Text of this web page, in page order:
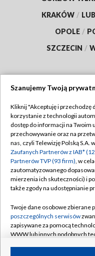
KRAKÓW /
OPOLE /
SZCZECIN /
Abonament TVP
Emisja w TVP
Centrum informacji
Naziemna Telewizja
Rada Programowa
System NOS
Informacje o nadawcy
Szanujemy Twoją
Kliknij "Akceptuję i przechodzę
korzystanie z technologii
dostęp do informacji na Twoim
przechowywanie oraz na
nas, czyli Telewizję Polską S.A.
Zaufanych Partnerów z IAB*
Partnerów TVP (93 firm), w
zautomatyzowanego
mierzenia ich skuteczności) i
także zgody na udostępnianie
Twoje dane osobowe zbierane
poszczególnych serwisów
zapisywane za pomocą
WWW lub innych podobnych